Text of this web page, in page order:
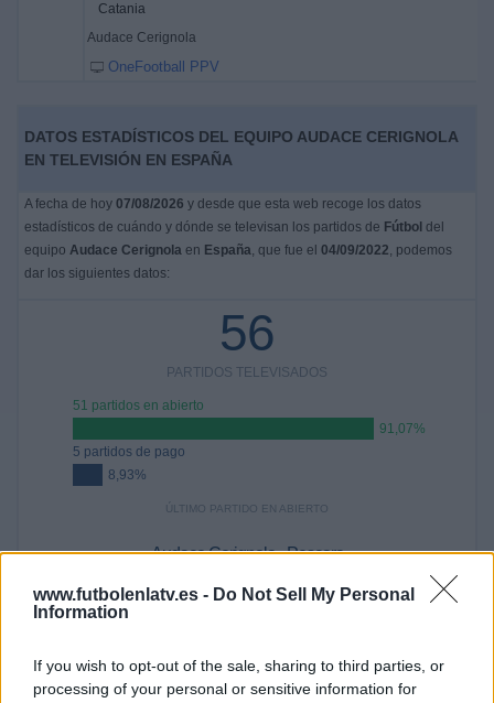
www.futbolenlatv.es - Do Not Sell My Personal
Information
If you wish to opt-out of the sale, sharing to third parties, or
processing of your personal or sensitive information for
Catania
Audace Cerignola
OneFootball PPV
DATOS ESTADÍSTICOS DEL EQUIPO AUDACE CERIGNOLA
EN TELEVISIÓN EN ESPAÑA
A fecha de hoy 07/08/2026 y desde que esta web recoge los datos
estadísticos de cuándo y dónde se televisan los partidos de Fútbol del
equipo Audace Cerignola en España, que fue el 04/09/2022, podemos
dar los siguientes datos:
56
PARTIDOS TELEVISADOS
51 partidos en abierto
91,07%
5 partidos de pago
8,93%
ÚLTIMO PARTIDO EN ABIERTO
Audace Cerignola - Pescara
Elevensports.com
43 (76,79%)
OneFootball PPV
15 (26,79%)